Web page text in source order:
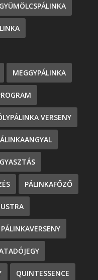
GYÜMÖLCSPÁLINKA
MEGGYPÁLINKA
VERSENY
PÁLINKAFŐZŐ
PÁLINKAVERSENY
QUINTESSENCE